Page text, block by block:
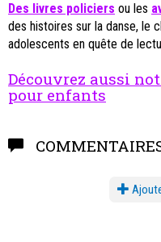
Des livres policiers ou les
des histoires sur la danse, le
adolescents en quête de
Découvrez aussi
pour enfants